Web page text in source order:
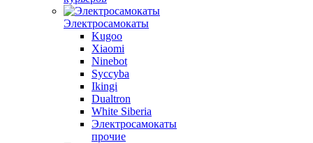
Электросамокаты
Kugoo
Xiaomi
Ninebot
Syccyba
Ikingi
Dualtron
White Siberia
Электросамокаты
прочие